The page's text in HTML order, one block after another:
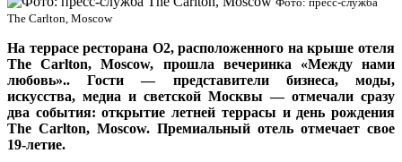
The Carlton, Moscow
На террасе ресторана O2, расположенного на крыше отеля
The Carlton, Moscow, прошла вечеринка «Между нами
любовь».. Гости — представители бизнеса, моды,
искусства, медиа и светской Москвы — отмечали сразу
два события: открытие летней террасы и день рождения
The Carlton, Moscow. Премиальный отель отмечает свое
19-летие.